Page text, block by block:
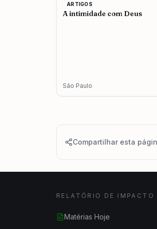
ARTIGOS
A intimidade com Deus
São Paulo
Compartilhar esta
RELATÓRIO DE IMPACTO
Matérias Hoje